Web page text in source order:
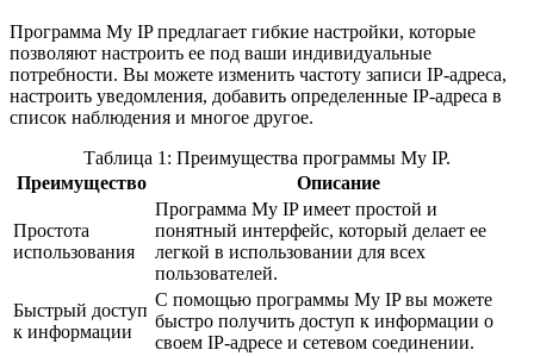
Программа My IP предлагает гибкие настройки, которые
позволяют настроить ее под ваши индивидуальные
потребности. Вы можете изменить частоту записи IP-адреса,
настроить уведомления, добавить определенные IP-адреса в
список наблюдения и многое другое.
Таблица 1: Преимущества программы My IP.
Преимущество
Описание
Простота
использования
Программа My IP имеет простой и
понятный интерфейс, который делает ее
легкой в использовании для всех
пользователей.
Быстрый доступ
к информации
С помощью программы My IP вы можете
быстро получить доступ к информации о
своем IP-адресе и сетевом соединении.